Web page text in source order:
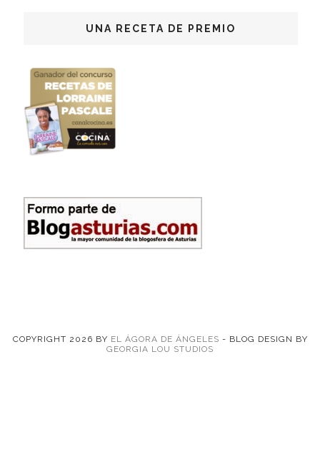
UNA RECETA DE PREMIO
COPYRIGHT 2026 BY EL ÁGORA DE ÁNGELES - BLOG DESIGN BY
GEORGIA LOU STUDIOS